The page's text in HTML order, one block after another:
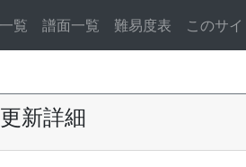
覧 譜面一覧 難易度表 このサ
更新詳細